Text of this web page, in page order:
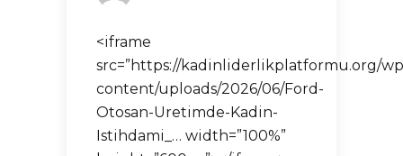
<iframe
src=”https://kadinliderlikplatformu.org/
content/uploads/2026/06/Ford-
Otosan-Uretimde-Kadin-
Istihdami_… width=”100%”